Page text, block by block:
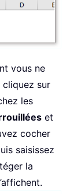
vous ne
cliquez sur
les
et
cocher
saisissez
la